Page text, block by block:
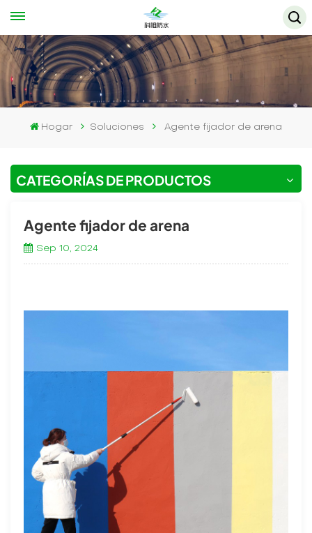
Hogar Soluciones Agente fijador de arena
CATEGORÍAS DE PRODUCTOS
Agente fijador de arena
Sep 10, 2024